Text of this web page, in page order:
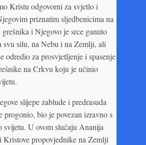
Kristu odgovorni za svjetlo i
priznatim sljedbenicima na
i Njegovo je srce ganuto
silu, na Nebu i na Zemlji, ali
odredio za prosvjetljenje i spasenje
na Crkvu koju je učinio
slijepe zablude i predrasuda
bio je povezan izravno s
U ovom slučaju Ananija
propovjednike na Zemlji